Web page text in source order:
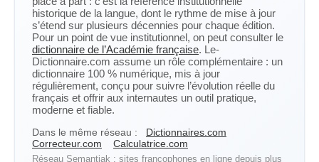
historique de la langue, dont le rythme de mise à jour
s’étend sur plusieurs décennies pour chaque édition.
Pour un point de vue institutionnel, on peut consulter le
dictionnaire de l’Académie française. Le-
Dictionnaire.com assume un rôle complémentaire : un
dictionnaire 100 % numérique, mis à jour
régulièrement, conçu pour suivre l’évolution réelle du
français et offrir aux internautes un outil pratique,
moderne et fiable.
Dans le même réseau :
Dictionnaires.com
Correcteur.com
Calculatrice.com
Réseau Semantiak : sites francophones en ligne depuis plus